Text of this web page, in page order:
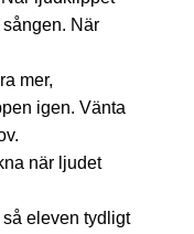
När
mer,
igen. Vänta
när ljudet
eleven tydligt